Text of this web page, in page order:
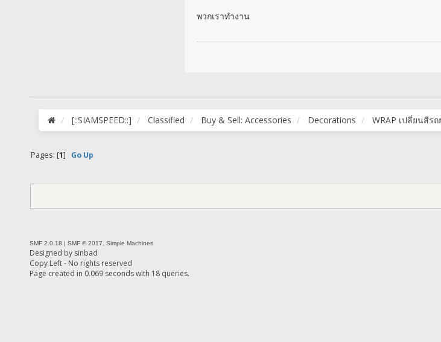
พวกเราทำงาน
[::SIAMSPEED::] Classified Buy & Sell: Accessories Decorations WRAP เปลี่ยนสีร
Pages: [1] Go Up
SMF 2.0.18 | SMF © 2017 Simple Machines
Designed by sinbad
Copy Left - No rights reserved
Page created in 0.069 seconds with 18 queries.